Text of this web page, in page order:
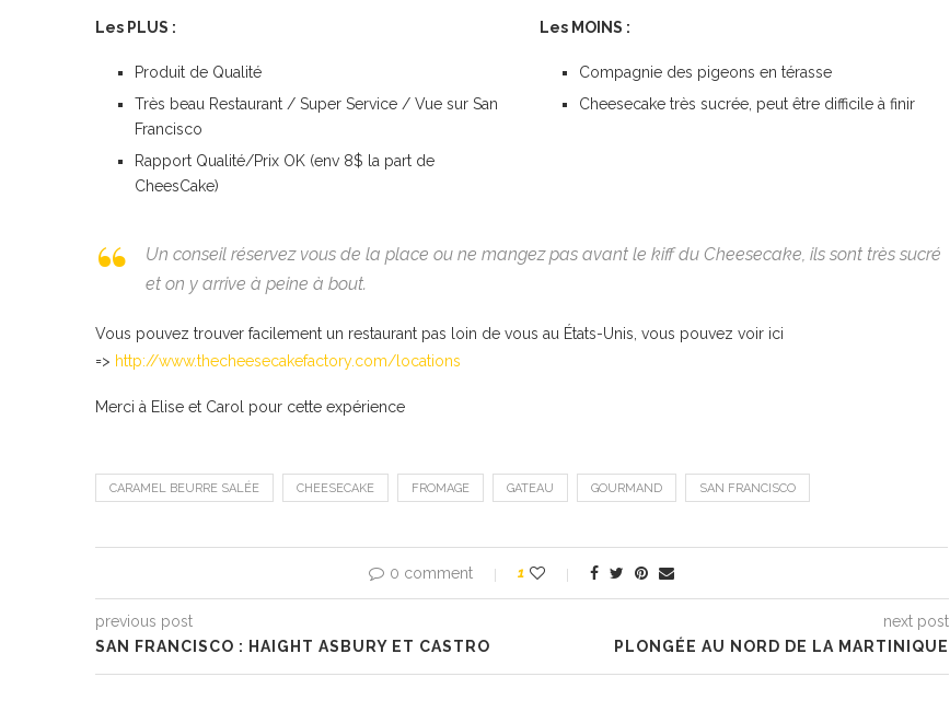
Les PLUS :
Produit de Qualité
Très beau Restaurant / Super Service / Vue sur San
Francisco
Rapport Qualité/Prix OK (env 8$ la part de
CheesCake)
Les MOINS :
Compagnie des pigeons en térasse
Cheesecake très sucrée, peut être difficile à finir
Un conseil réservez vous de la place ou ne mangez pas avant le kiff du Cheesecake, ils sont très sucré
et on y arrive à peine à bout.
Vous pouvez trouver facilement un restaurant pas loin de vous au États-Unis, vous pouvez voir ici
=> http://www.thecheesecakefactory.com/locations
Merci à Elise et Carol pour cette expérience
CARAMEL BEURRE SALÉE CHEESECAKE FROMAGE GATEAU GOURMAND SAN FRANCISCO
0 comment 1
previous post
SAN FRANCISCO : HAIGHT ASBURY ET CASTRO
next post
PLONGÉE AU NORD DE LA MARTINIQUE